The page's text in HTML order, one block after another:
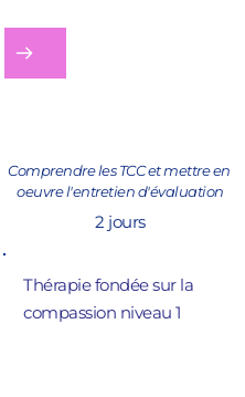
Comprendre les TCC et mettre en
oeuvre l'entretien d'évaluation
2 jours
Thérapie fondée sur la
compassion niveau 1